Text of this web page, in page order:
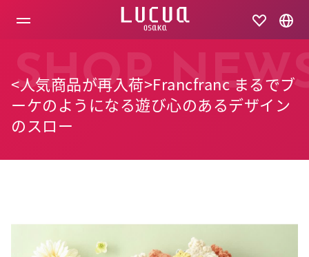
<人気商品が再入荷>Francfranc まるでブ
ーケのようになる遊び心のあるデザイン
のスロー
SHOP